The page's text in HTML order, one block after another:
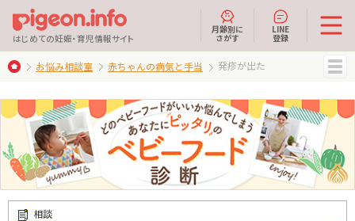
はじめての妊娠・育児情報サイト
月齢別に
さがす
LINE
登録
お悩み相談室 赤ちゃんの病気と手当 発疹が出た
相談